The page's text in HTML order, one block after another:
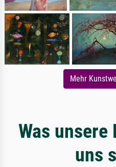
Mehr
Was unsere
uns